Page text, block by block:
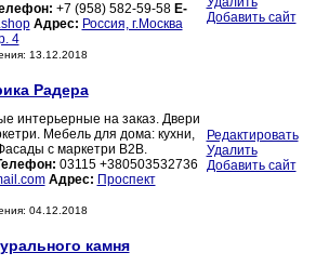
+7 (958) 582-59-58 E-
Адрес: Россия, г.Москва
4
13.12.2018
Добавить сайт
Радера
интерьерные на заказ. Двери
Мебель для дома: кухни,
с маркетри В2В.
03115 +380503532736
Адрес: Проспект
04.12.2018
Редактировать
Удалить
Добавить сайт
камня